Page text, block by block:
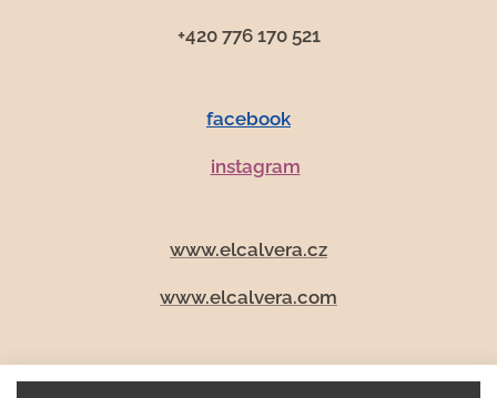
+420 776 170 521
facebook
instagram
www.elcalvera.cz
www.elcalvera.com